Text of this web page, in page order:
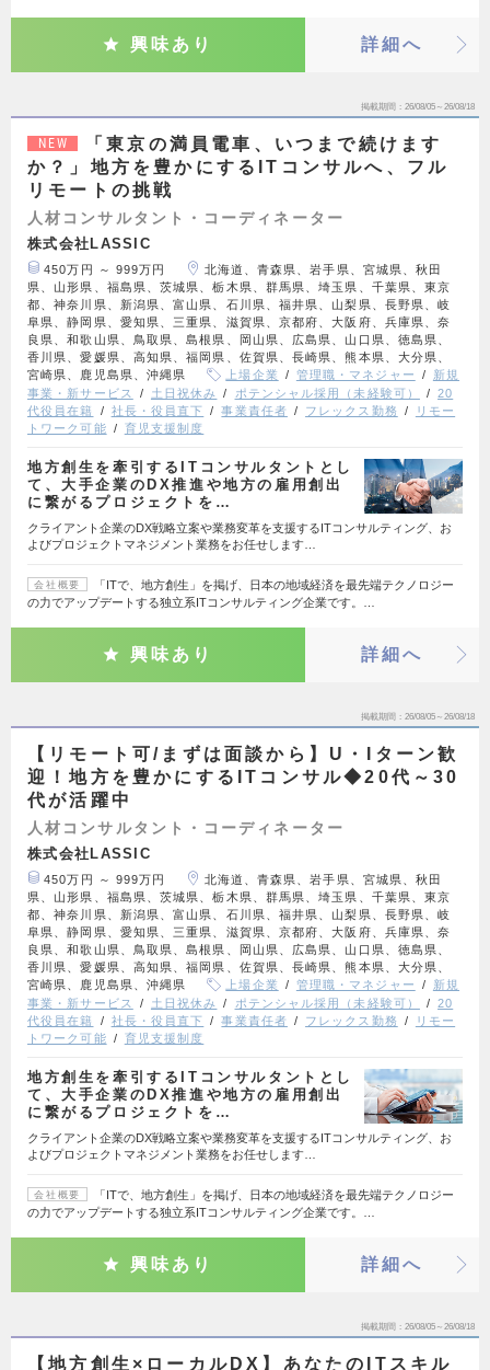
興味あり 詳細へ
掲載期間 26/08/05～26/08/18
NEW
「東京の満員電車、いつまで続けます
か？」地方を豊かにするITコンサルへ、フル
リモートの挑戦
人材コンサルタント・コーディネーター
株式会社LASSIC
450万円 ～ 999万円
北海道、青森県、岩手県、宮城県、秋田
県、山形県、福島県、茨城県、栃木県、群馬県、埼玉県、千葉県、東京
都、神奈川県、新潟県、富山県、石川県、福井県、山梨県、長野県、岐
阜県、静岡県、愛知県、三重県、滋賀県、京都府、大阪府、兵庫県、奈
良県、和歌山県、鳥取県、島根県、岡山県、広島県、山口県、徳島県、
香川県、愛媛県、高知県、福岡県、佐賀県、長崎県、熊本県、大分県、
宮崎県、鹿児島県、沖縄県
上場企業 管理職・マネジャー
新規
事業・新サービス
土日祝休み ポテンシャル採用（未経験可）
20
代役員在籍
社長・役員直下 事業責任者 フレックス勤務
リモー
トワーク可能
育児支援制度
地方創生を牽引するITコンサルタントとし
て、大手企業のDX推進や地方の雇用創出
に繋がるプロジェクトを…
クライアント企業のDX戦略立案や業務変革を支援するITコンサルティング、お
よびプロジェクトマネジメント業務をお任せします…
会社概要
「ITで、地方創生」を掲げ、日本の地域経済を最先端テクノロジー
の力でアップデートする独立系ITコンサルティング企業です。…
興味あり 詳細へ
掲載期間 26/08/05～26/08/18
【リモート可/まずは面談から】U・Iターン歓
迎！地方を豊かにするITコンサル◆20代～30
代が活躍中
人材コンサルタント・コーディネーター
株式会社LASSIC
450万円 ～ 999万円
北海道、青森県、岩手県、宮城県、秋田
県、山形県、福島県、茨城県、栃木県、群馬県、埼玉県、千葉県、東京
都、神奈川県、新潟県、富山県、石川県、福井県、山梨県、長野県、岐
阜県、静岡県、愛知県、三重県、滋賀県、京都府、大阪府、兵庫県、奈
良県、和歌山県、鳥取県、島根県、岡山県、広島県、山口県、徳島県、
香川県、愛媛県、高知県、福岡県、佐賀県、長崎県、熊本県、大分県、
宮崎県、鹿児島県、沖縄県
上場企業 管理職・マネジャー
新規
事業・新サービス
土日祝休み ポテンシャル採用（未経験可）
20
代役員在籍
社長・役員直下 事業責任者 フレックス勤務
リモー
トワーク可能
育児支援制度
地方創生を牽引するITコンサルタントとし
て、大手企業のDX推進や地方の雇用創出
に繋がるプロジェクトを…
クライアント企業のDX戦略立案や業務変革を支援するITコンサルティング、お
よびプロジェクトマネジメント業務をお任せします…
会社概要
「ITで、地方創生」を掲げ、日本の地域経済を最先端テクノロジー
の力でアップデートする独立系ITコンサルティング企業です。…
興味あり 詳細へ
掲載期間 26/08/05～26/08/18
【地方創生×ローカルDX】あなたのITスキル